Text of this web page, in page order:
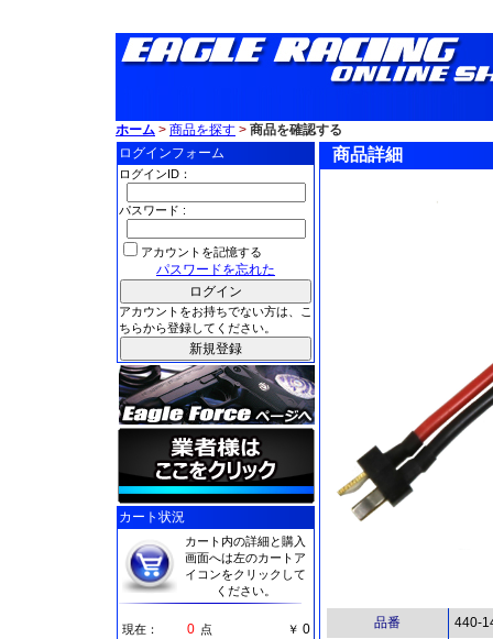
ホーム > 商品を探す > 商品を確認する
ログインフォーム
ログインID：
パスワード :
アカウントを記憶する
パスワードを忘れた
アカウントをお持ちでない方は、こ
ちらから登録してください。
カート状況
カート内の詳細と購入
画面へは左のカートア
イコンをクリックして
ください。
現在： 0 点 ￥ 0
商品詳細
品番
440-